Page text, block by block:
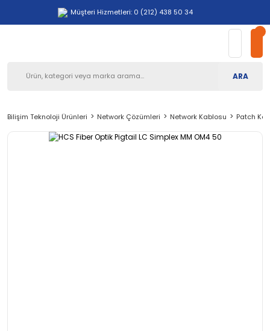
Müşteri Hizmetleri: 0 (212) 438 50 34
ARA
Bilişim Teknoloji Ürünleri Network Çözümleri Network Kablosu Patch